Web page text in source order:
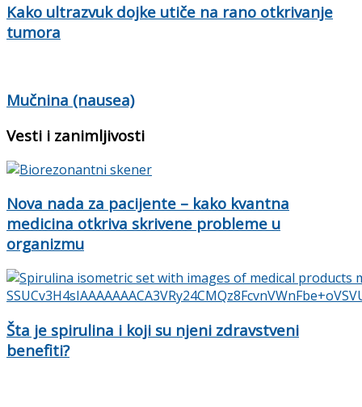
Kako ultrazvuk dojke utiče na rano otkrivanje
tumora
Mučnina (nausea)
Vesti i zanimljivosti
Nova nada za pacijente – kako kvantna
medicina otkriva skrivene probleme u
organizmu
Šta je spirulina i koji su njeni zdravstveni
benefiti?